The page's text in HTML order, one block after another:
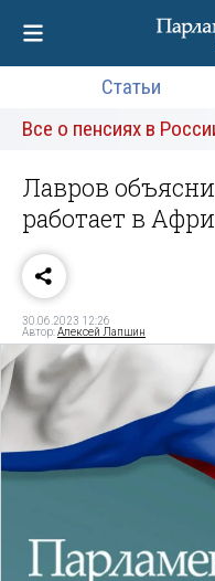
Статьи
Все о пенсиях в
Лавров
работает в
30.06.2023 12:26
Автор:Алексей Лапшин